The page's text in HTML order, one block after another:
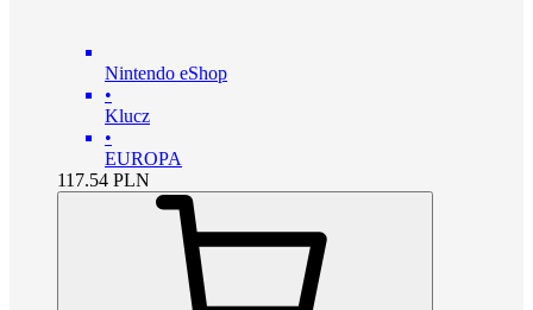
Nintendo eShop
•
Klucz
•
EUROPA
117.54 PLN